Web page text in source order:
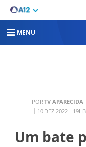
MENU
POR TV APARECIDA
10 DEZ 2022 -
Um bate